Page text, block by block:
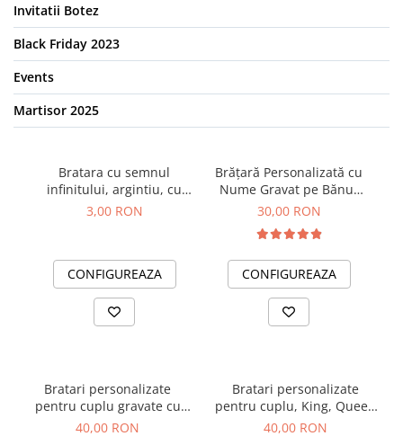
Invitatii Botez
Black Friday 2023
Events
Martisor 2025
Bratara cu semnul
infinitului, argintiu, cu
snur ajustabil
3,00 RON
CONFIGUREAZA
Brățară Personalizată cu
Nume Gravat pe Bănuț
Placat cu Aur
30,00 RON
CONFIGUREAZA
Bratari personalizate
pentru cuplu gravate cu
nume si inimioara, cu
40,00 RON
Bratari personalizate
pentru cuplu, King, Queen
si data cu snur ajustabil
40,00 RON